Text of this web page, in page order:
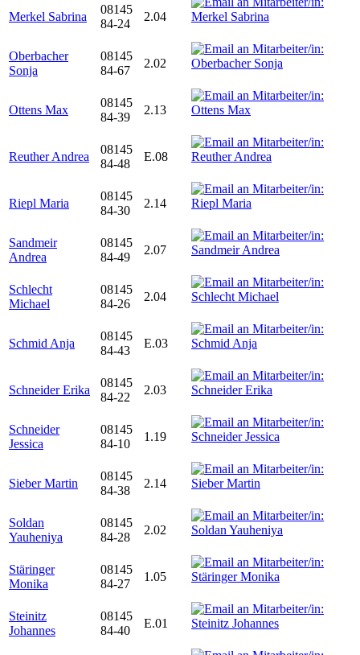
Merkel Sabrina
08145
84-24
2.04
Oberbacher
Sonja
08145
84-67
2.02
Ottens Max
08145
84-39
2.13
Reuther Andrea
08145
84-48
E.08
Riepl Maria
08145
84-30
2.14
Sandmeir
Andrea
08145
84-49
2.07
Schlecht
Michael
08145
84-26
2.04
Schmid Anja
08145
84-43
E.03
Schneider Erika
08145
84-22
2.03
Schneider
Jessica
08145
84-10
1.19
Sieber Martin
08145
84-38
2.14
Soldan
Yauheniya
08145
84-28
2.02
Stäringer
Monika
08145
84-27
1.05
Steinitz
Johannes
08145
84-40
E.01